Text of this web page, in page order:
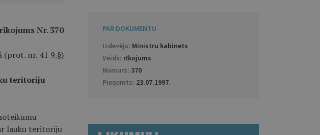
PAR DOKUMENTU
Izdevējs: Ministru kabinets
Veids: rīkojums
Numurs: 370
Pieņemts: 23.07.1997.
Nr. 370
(prot. nr. 41 9.§)
teritoriju
lauku teritoriju